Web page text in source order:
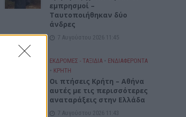
εμπρησμοί –
Ταυτοποιήθηκαν δύο
άνδρες
7 Αυγούστου 2026 11:45
ΕΚΔΡΟΜΈΣ - ΤΑΞΊΔΙΑ • ΕΝΔΙΑΦΕΡΟΝΤΑ
• ΚΡΗΤΗ
Οι πτήσεις Κρήτη – Αθήνα
αυτές με τις περισσότερες
αναταράξεις στην Ελλάδα
7 Αυγούστου 2026 11:43